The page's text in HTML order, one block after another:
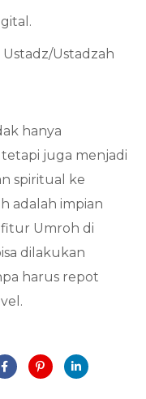
Ustadzah
hanya
juga menjadi
spiritual ke
adalah impian
fitur Umroh di
dilakukan
harus repot